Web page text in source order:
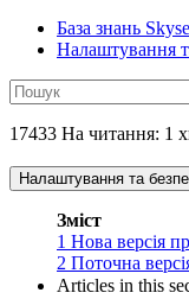
База знань
Налаштування
17433 На читання: 1
Налаштування та
Зміст
1 Нова версія
2 Поточна
Articles in this